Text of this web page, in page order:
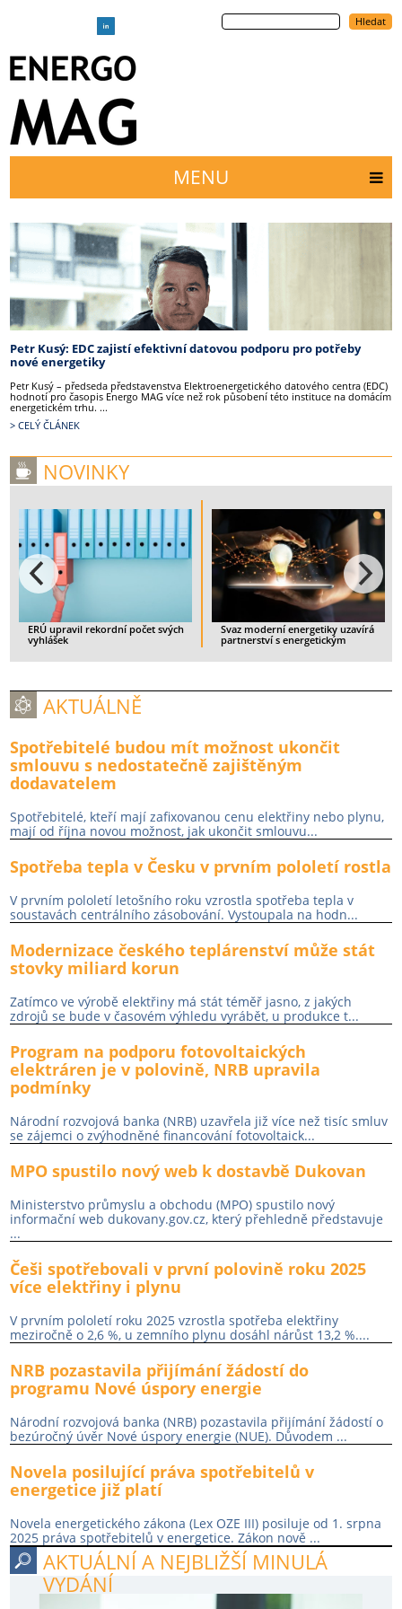
Hledat
menu
MENU
Petr Kusý: EDC zajistí efektivní datovou podporu pro potřeby
nové energetiky
Petr Kusý – předseda představenstva Elektroenergetického datového centra (EDC)
hodnotí pro časopis Energo MAG více než rok působení této instituce na domácím
energetickém trhu. ...
> CELÝ ČLÁNEK
NOVINKY
Spotřebitelé budou mít možnost
ukončit smlouvu s nedostatečně
Spotřeba tepla v Česku v prvním
pololetí rostla
> CELÝ ČLÁNEK
AKTUÁLNÍ A NEJBLIŽŠÍ MINULÁ
VYDÁNÍ
AKTUÁLNĚ
Spotřebitelé budou mít možnost ukončit
smlouvu s nedostatečně zajištěným
dodavatelem
Spotřebitelé, kteří mají zafixovanou cenu elektřiny nebo plynu,
mají od října novou možnost, jak ukončit smlouvu...
Spotřeba tepla v Česku v prvním pololetí rostla
V prvním pololetí letošního roku vzrostla spotřeba tepla v
soustavách centrálního zásobování. Vystoupala na hodn...
Modernizace českého teplárenství může stát
stovky miliard korun
Zatímco ve výrobě elektřiny má stát téměř jasno, z jakých
zdrojů se bude v časovém výhledu vyrábět, u produkce t...
Program na podporu fotovoltaických
elektráren je v polovině, NRB upravila
podmínky
Národní rozvojová banka (NRB) uzavřela již více než tisíc smluv
se zájemci o zvýhodněné financování fotovoltaick...
MPO spustilo nový web k dostavbě Dukovan
Ministerstvo průmyslu a obchodu (MPO) spustilo nový
informační web dukovany.gov.cz, který přehledně představuje
...
Češi spotřebovali v první polovině roku 2025
více elektřiny i plynu
V prvním pololetí roku 2025 vzrostla spotřeba elektřiny
meziročně o 2,6 %, u zemního plynu dosáhl nárůst 13,2 %....
NRB pozastavila přijímání žádostí do
programu Nové úspory energie
Národní rozvojová banka (NRB) pozastavila přijímání žádostí o
bezúročný úvěr Nové úspory energie (NUE). Důvodem ...
Novela posilující práva spotřebitelů v
energetice již platí
Novela energetického zákona (Lex OZE III) posiluje od 1. srpna
2025 práva spotřebitelů v energetice. Zákon nově ...